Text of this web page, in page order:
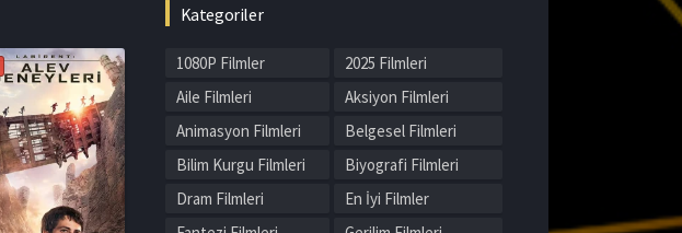
Kategoriler
1080P Filmler
2025 Filmleri
Aile Filmleri
Aksiyon Filmleri
Animasyon Filmleri
Belgesel Filmleri
Bilim Kurgu Filmleri
Biyografi Filmleri
Dram Filmleri
En İyi Filmler